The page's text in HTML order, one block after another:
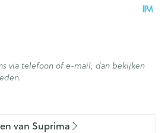
via telefoon of e-mail, dan bekijken
van Suprima